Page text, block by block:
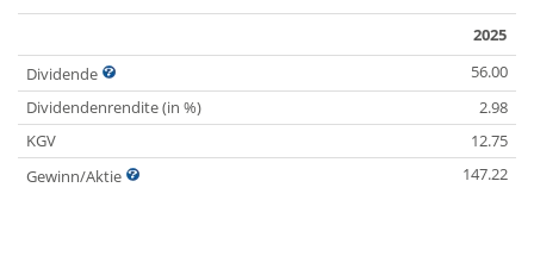
2025
Dividende
56.00
Dividendenrendite (in %)
2.98
KGV
12.75
Gewinn/Aktie
147.22